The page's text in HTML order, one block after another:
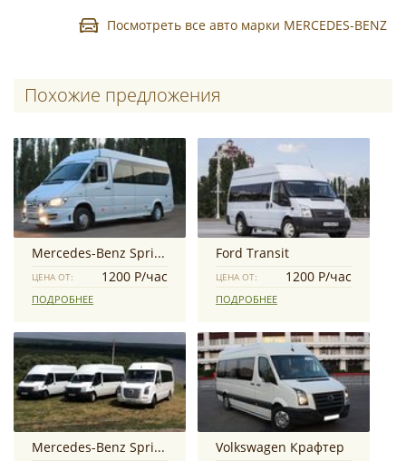
Посмотреть все авто марки MERCEDES-BENZ
Похожие предложения
Mercedes-Benz Sprinter Classic
ЦЕНА ОТ: 1200 Р/час
ПОДРОБНЕЕ
Ford Transit
ЦЕНА ОТ: 1200 Р/час
ПОДРОБНЕЕ
Mercedes-Benz Sprinter Volkswagen Крафтер